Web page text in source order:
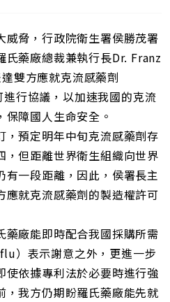
短
網
址
頁
威脅，行政院衛生署侯勝茂署
氏藥廠總裁兼執行長Dr. Franz
雙方應就克流感藥劑
行協議，以加速我國的克流
障國人生命安全。
，預定明年中旬克流感藥劑存
，但距離世界衛生組織向世界
一段距離，因此，侯署長主
應就克流感藥劑的製造權許可
藥廠能即時配合我國採購所需
）表示謝意之外，更進一步
使依據專利法於必要時進行強
，我方仍期盼羅氏藥廠能先就